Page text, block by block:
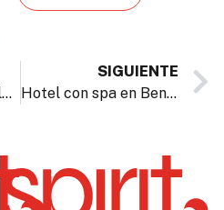
Freshly Cosmetics llega a Spirit Hotel Gran Bilbao
SIGUIENTE
Hotel con spa en Benalmádena: cómo elegir una escapada de relax frente al mar